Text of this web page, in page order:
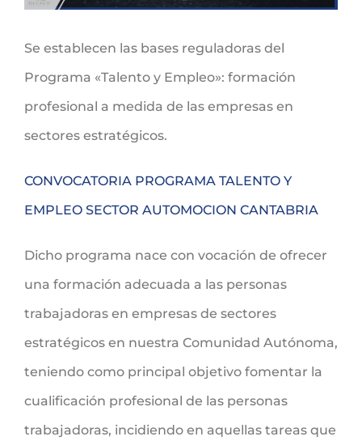
Se establecen las bases reguladoras del
Programa «Talento y Empleo»: formación
profesional a medida de las empresas en
sectores estratégicos.
CONVOCATORIA PROGRAMA TALENTO Y
EMPLEO SECTOR AUTOMOCION CANTABRIA
Dicho programa nace con vocación de ofrecer
una formación adecuada a las personas
trabajadoras en empresas de sectores
estratégicos en nuestra Comunidad Autónoma,
teniendo como principal objetivo fomentar la
cualificación profesional de las personas
trabajadoras, incidiendo en aquellas tareas que